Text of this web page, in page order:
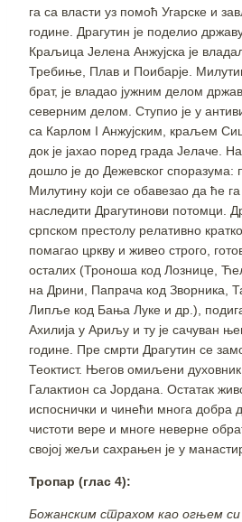
га са власти уз помоћ Угарске и
године. Драгутин је поделио
Краљица Јелена Анжујска је
Требиње, Плав и Поибарје.
брат, је владао јужним делом
северним делом. Ступио је у
са Карлом I Анжујским, краљем
док је јахао поред града Јелаче.
дошло је до Дежевског споразума:
Милутину који се обавезао да ће
наследити Драгутинови потомци.
српском престолу релативно
помагао цркву и живео строго,
осталих (Троноша код Лознице,
на Дрини, Папрача код Зворника,
Липље код Бања Луке и др.),
Ахилија у Ариљу и ту је сачуван
године. Пре смрти Драгутин се
Теоктист. Његов омиљени духовник
Галактион са Јордана. Остатак
испоснички и чинећи многа добра
чистоти вере и многе неверне
својој жељи сахрањен је у
Тропар (глас 4):
Божанским страхом као огњем си